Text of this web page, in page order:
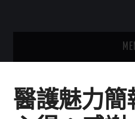
關於我：楊為傑醫師
醫護魅力簡